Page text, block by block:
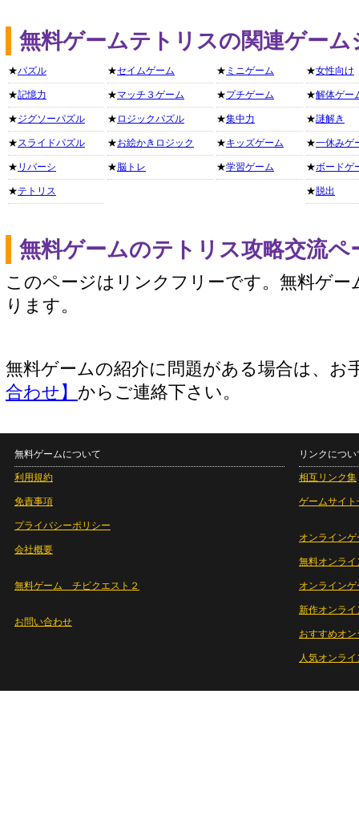
無料ゲームテトリスの関連ゲーム
★パズル
★記憶力
★ジグソーパズル
★スライドパズル
★ リバーシ
★テトリス
★セイムゲーム
★マッチ３ゲーム
★ ロジックパズル
★お絵かきロジック
★脳トレ
★ ミニゲーム
★プチゲーム
★集中力
★キッズゲーム
★学習ゲーム
★女性向け
★解体ゲー
★謎解き
★一休みゲ
★ボードゲ
★ 脱出
無料ゲームのテトリス攻略交流ペ
このページはリンクフリーです。無料ゲー
ります。
無料ゲームの紹介に問題がある場合は、お
合わせ】 からご連絡下さい。
無料ゲームについて
利用規約
免責事項
プライバシーポリシー
会社概要
無料ゲーム チビクエスト２
お問い合わせ
リンクについ
相互リンク集
ゲームサイト
オンラインゲ
無料オンライ
オンライン
新作オンライ
おすすめオ
人気オンラ